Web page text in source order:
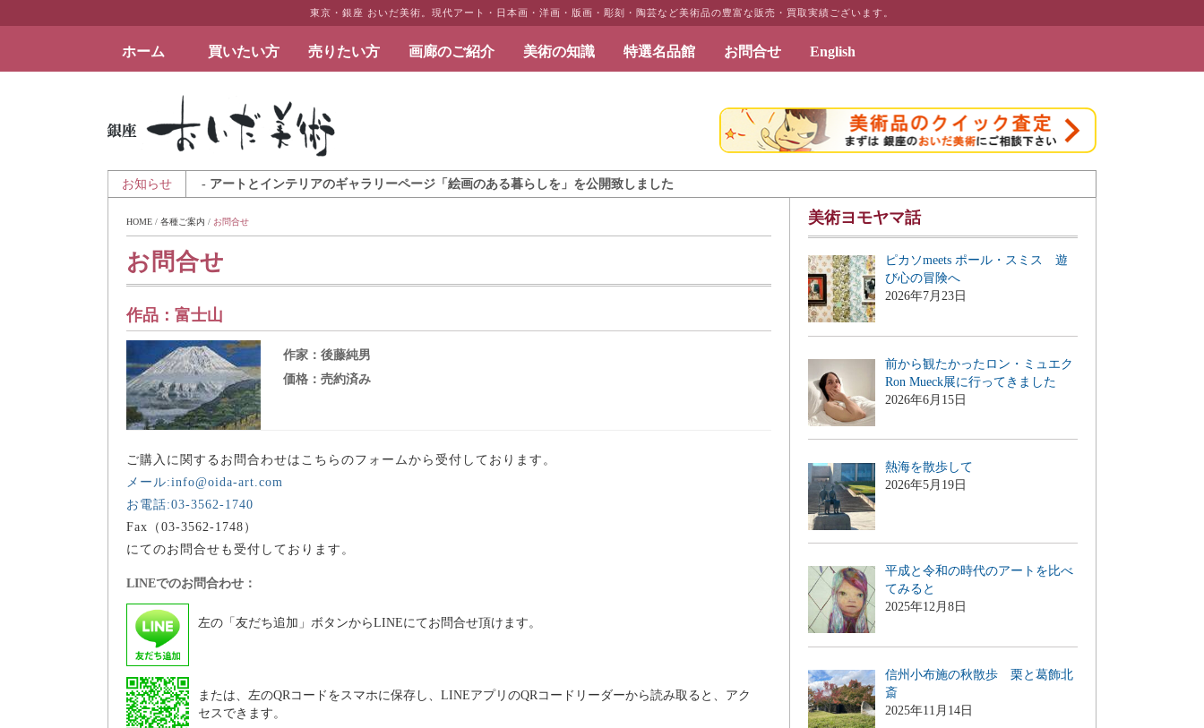
東京・銀座 おいだ美術。現代アート・日本画・洋画・版画・彫刻・陶芸など美術品の豊富な販売・買取実績ございます。
ホーム 買いたい方 売りたい方 画廊のご紹介 美術の知識 特選名品館 お問合せ English
絵画など美術品の販売と買取 | 東京・銀座 おいだ美術
お知らせ
2025年8月7日 - アートとインテリアのギャラリーページ「絵画のある暮らしを」を公開致しました
HOME / 各種ご案内 / お問合せ
お問合せ
作品： 富士山
作家： 後藤純男
価格： 売約済み
ご購入に関するお問合わせはこちらのフォームから受付しております。
メール:info@oida-art.com
お電話:03-3562-1740
Fax（03-3562-1748）
にてのお問合せも受付しております。
LINEでのお問合わせ：
左の「友だち追加」ボタンからLINEにてお問合せ頂けます。
または、左のQRコードをスマホに保存し、LINEアプリのQRコードリーダーから読み取ると、アク
セスできます。
美術ヨモヤマ話
ピカソmeets ポール・スミス 遊
び心の冒険へ
2026年7月23日
前から観たかったロン・ミュエク
Ron Mueck展に行ってきました
2026年6月15日
熱海を散歩して
2026年5月19日
平成と令和の時代のアートを比べ
てみると
2025年12月8日
信州小布施の秋散歩 栗と葛飾北
斎
2025年11月14日